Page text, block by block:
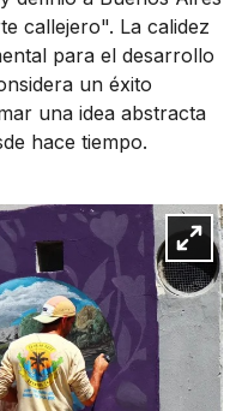
callejero". La calidez
para el desarrollo
un éxito
una idea abstracta
hace tiempo.